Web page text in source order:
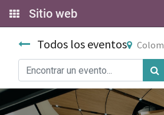
Sitio web
Todos los eventos